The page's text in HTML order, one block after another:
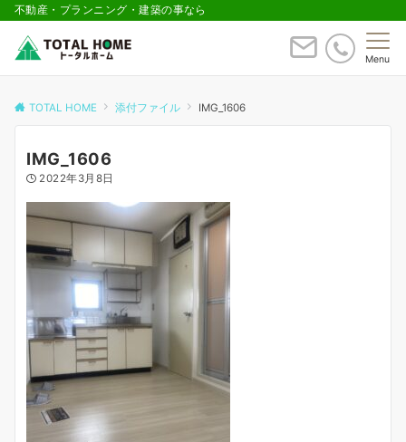
不動産・プランニング・建築の事なら
Menu
TOTAL HOME 添付ファイル IMG_1606
IMG_1606
2022年3月8日